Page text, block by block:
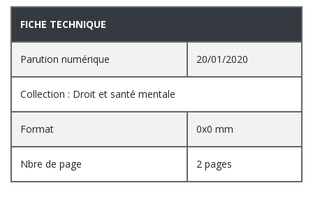
FICHE TECHNIQUE
Parution numérique 20/01/2020
Collection : Droit et santé mentale
Format 0x0 mm
Nbre de page 2 pages